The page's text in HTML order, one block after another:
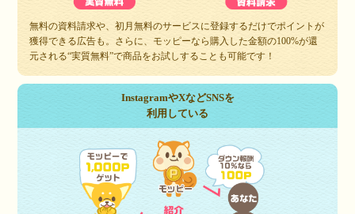
無料の資料請求や、初月無料のサービスに登録するだけでポイントが
獲得できる広告も。さらに、モッピーなら購入した金額の100%が還
元される“実質無料”で商品をお試しすることも可能です！
InstagramやXなどSNSを
利用している